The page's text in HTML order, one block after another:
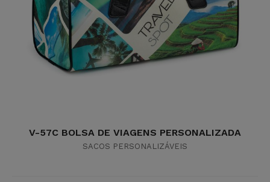
V-57C BOLSA DE VIAGENS PERSONALIZADA
SACOS PERSONALIZÁVEIS